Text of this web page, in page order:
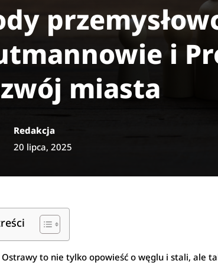
i
miasta
Redakcja
20 lipca, 2025
to nie tylko opowieść o węglu i stali, ale